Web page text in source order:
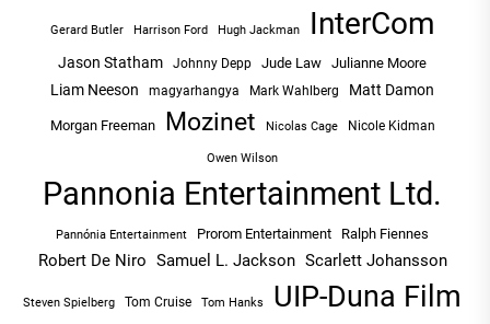
Gerard Butler Harrison Ford Hugh Jackman InterCom
Jason Statham Johnny Depp Jude Law Julianne Moore
Liam Neeson magyarhangya Mark Wahlberg Matt Damon
Morgan Freeman Mozinet Nicolas Cage Nicole Kidman
Owen Wilson
Pannonia Entertainment Ltd.
Pannónia Entertainment Prorom Entertainment Ralph Fiennes
Robert De Niro Samuel L. Jackson Scarlett Johansson
Steven Spielberg Tom Cruise Tom Hanks UIP-Duna Film